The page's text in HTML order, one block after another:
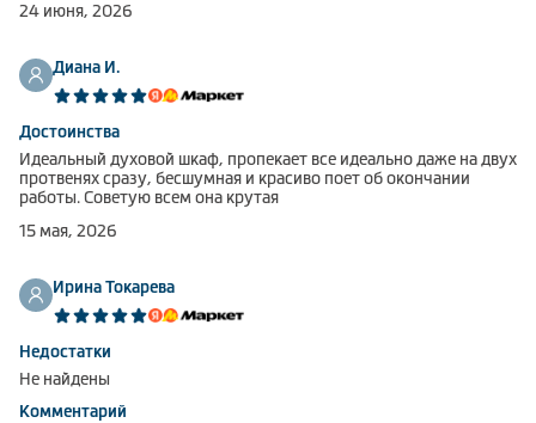
24 июня, 2026
Диана И.
Достоинства
Идеальный духовой шкаф, пропекает все идеально даже на двух
протвенях сразу, бесшумная и красиво поет об окончании
работы. Советую всем она крутая
15 мая, 2026
Ирина Токарева
Недостатки
Не найдены
Комментарий